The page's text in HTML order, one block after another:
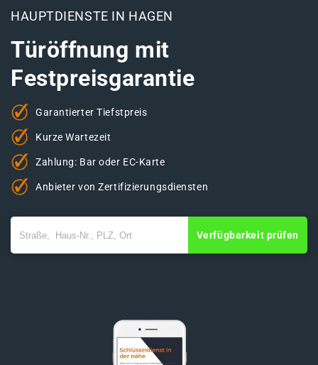
HAUPTDIENSTE IN HAGEN
Türöffnung mit
Festpreisgarantie
Garantierter Tiefstpreis
Kurze Wartezeit
Zahlung: Bar oder EC-Karte
Anbieter von Zertifizierungsdiensten
Verfügbarkeit prüfen